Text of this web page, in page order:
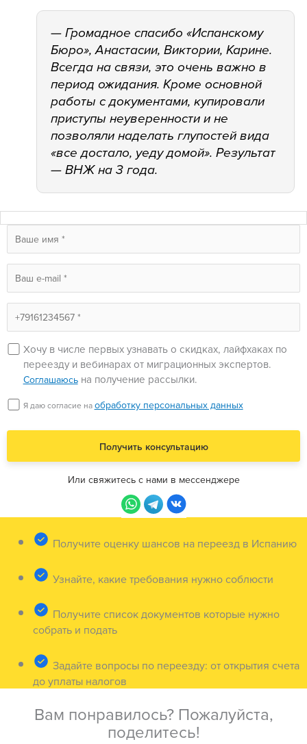
— Громадное спасибо «Испанскому
Бюро», Анастасии, Виктории, Карине.
Всегда на связи, это очень важно в
период ожидания. Кроме основной
работы с документами, купировали
приступы неуверенности и не
позволяли наделать глупостей вида
«все достало, уеду домой». Результат
— ВНЖ на 3 года.
Хочу в числе первых узнавать о скидках, лайфхаках по
переезду и вебинарах от миграционных экспертов.
Соглашаюсьна получение рассылки.
Я даю согласие наобработку персональных данных
Или свяжитесь с нами в мессенджере
Получите оценку шансов на переезд в Испанию
Узнайте, какие требования нужно соблюсти
Получите список документов которые нужно
собрать и подать
Задайте вопросы по переезду: от открытия счета
до уплаты налогов
Вам понравилось? Пожалуйста,
поделитесь!